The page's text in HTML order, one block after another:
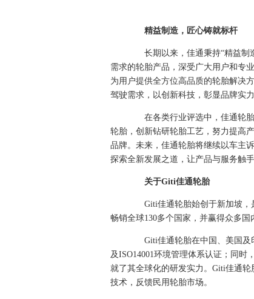
精益制造，匠心铸就标杆
长期以来，佳通秉持“精益制
需求的轮胎产品，深受广大用户和专
为用户提供全方位高品质的轮胎解决
驾驶需求，以创新科技，彰显品牌实
在各类行业评选中，佳通轮胎
轮胎，创新钻研轮胎工艺，努力提高
品牌。未来，佳通轮胎将继续以车主
探索全新发展之道，让产品与服务触手
关于Giti佳通轮胎
Giti佳通轮胎始创于新加坡，是
畅销全球130多个国家，并赢得众多
Giti佳通轮胎在中国、美国及印
及ISO14001环境管理体系认证；同
就了其全球化的研发实力。Giti佳通
技术，反馈民用轮胎市场。